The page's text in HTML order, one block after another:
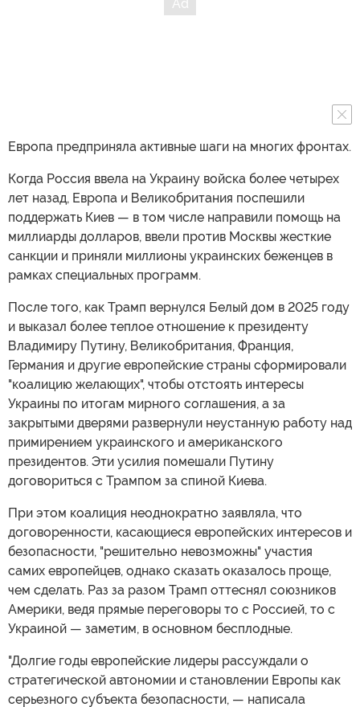
Европа предприняла активные шаги на многих фронтах.
Когда Россия ввела на Украину войска более четырех
лет назад, Европа и Великобритания поспешили
поддержать Киев — в том числе направили помощь на
миллиарды долларов, ввели против Москвы жесткие
санкции и приняли миллионы украинских беженцев в
рамках специальных программ.
После того, как Трамп вернулся Белый дом в 2025 году
и выказал более теплое отношение к президенту
Владимиру Путину, Великобритания, Франция,
Германия и другие европейские страны сформировали
"коалицию желающих", чтобы отстоять интересы
Украины по итогам мирного соглашения, а за
закрытыми дверями развернули неустанную работу над
примирением украинского и американского
президентов. Эти усилия помешали Путину
договориться с Трампом за спиной Киева.
При этом коалиция неоднократно заявляла, что
договоренности, касающиеся европейских интересов и
безопасности, "решительно невозможны" участия
самих европейцев, однако сказать оказалось проще,
чем сделать. Раз за разом Трамп оттеснял союзников
Америки, ведя прямые переговоры то с Россией, то с
Украиной — заметим, в основном бесплодные.
"Долгие годы европейские лидеры рассуждали о
стратегической автономии и становлении Европы как
серьезного субъекта безопасности, — написала